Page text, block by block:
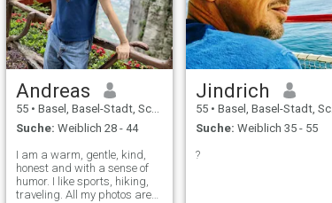
Andreas
55 • Basel, Basel-Stadt, Schweiz
Suche: Weiblich 28 - 44
I am a warm, gentle, kind,
honest and with a sense of
humor. I like sports, hiking,
traveling. All my photos are
Jindrich
55 • Basel, Basel-Stadt, Schweiz
Suche: Weiblich 35 - 55
?